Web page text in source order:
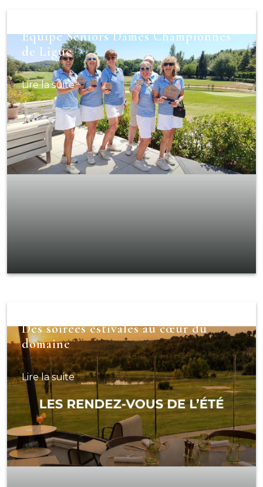
Equipe Seniors Dames Championnes
de Ligue
Lire la suite
Des soirées estivales au cœur du
domaine
Lire la suite